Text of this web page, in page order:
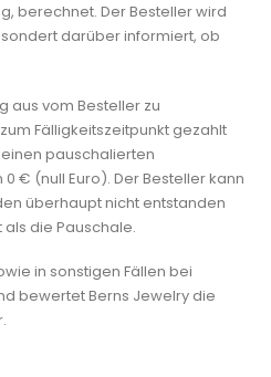
berechnet. Der Besteller wird
darüber informiert, ob
aus vom Besteller zu
Fälligkeitszeitpunkt gezahlt
pauschalierten
€ (null Euro). Der Besteller kann
überhaupt nicht entstanden
die Pauschale.
in sonstigen Fällen bei
bewertet Berns Jewelry die